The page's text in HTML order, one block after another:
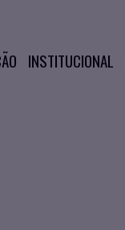
INSTITUCIONAL